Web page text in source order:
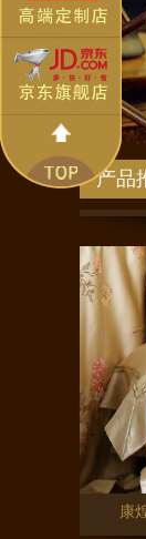
产品
康
康